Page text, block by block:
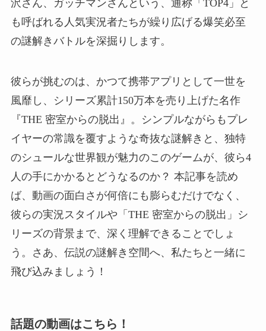
沢さん、ガッチマンさんという、通称「TOP4」と
も呼ばれる人気実況者たちが繰り広げる爆笑必至
の謎解きバトルを深掘りします。
彼らが挑むのは、かつて携帯アプリとして一世を
風靡し、シリーズ累計150万本を売り上げた名作
『THE 密室からの脱出』。シンプルながらもプレ
イヤーの常識を覆すような奇抜な謎解きと、独特
のシュールな世界観が魅力のこのゲームが、彼ら4
人の手にかかるとどうなるのか？ 本記事を読め
ば、動画の面白さが何倍にも膨らむだけでなく、
彼らの実況スタイルや「THE 密室からの脱出」シ
リーズの背景まで、深く理解できることでしょ
う。さあ、伝説の謎解き空間へ、私たちと一緒に
飛び込みましょう！
話題の動画はこちら！